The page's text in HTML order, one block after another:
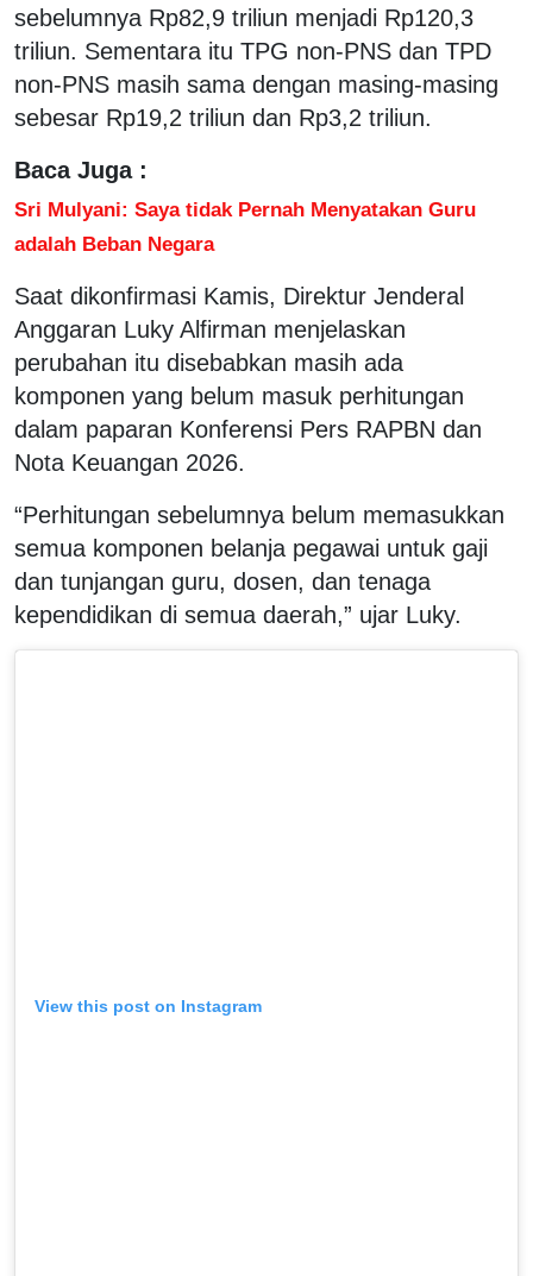
sebelumnya Rp82,9 triliun menjadi Rp120,3
triliun. Sementara itu TPG non-PNS dan TPD
non-PNS masih sama dengan masing-masing
sebesar Rp19,2 triliun dan Rp3,2 triliun.
Baca Juga :
Sri Mulyani: Saya tidak Pernah Menyatakan Guru
adalah Beban Negara
Saat dikonfirmasi Kamis, Direktur Jenderal
Anggaran Luky Alfirman menjelaskan
perubahan itu disebabkan masih ada
komponen yang belum masuk perhitungan
dalam paparan Konferensi Pers RAPBN dan
Nota Keuangan 2026.
“Perhitungan sebelumnya belum memasukkan
semua komponen belanja pegawai untuk gaji
dan tunjangan guru, dosen, dan tenaga
kependidikan di semua daerah,” ujar Luky.
View this post on Instagram